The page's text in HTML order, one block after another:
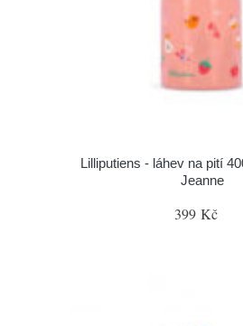
Lilliputiens - láhev na pití
Jeanne
399 Kč